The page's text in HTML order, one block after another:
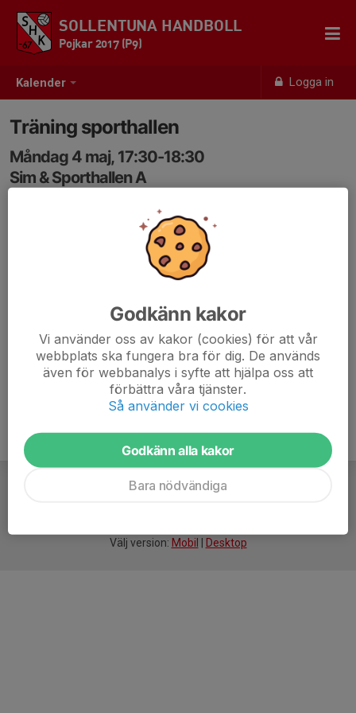
Kalender Logga in
SOLLENTUNA HANDBOLL
Pojkar 2017 (P9)
Träning sporthallen
Måndag 4 maj, 17:30-18:30
Sim & Sporthallen A
Välj version: Mobil Desktop
Godkänn kakor
Vi använder oss av kakor (cookies) för att vår
webbplats ska fungera bra för dig. De används
även för webbanalys i syfte att hjälpa oss att
förbättra våra tjänster.
Så använder vi cookies
Godkänn alla kakor
Bara nödvändiga